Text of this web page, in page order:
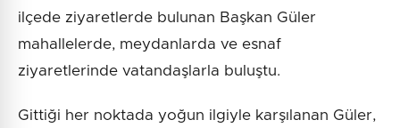
ilçede ziyaretlerde bulunan Başkan Güler
mahallelerde, meydanlarda ve esnaf
ziyaretlerinde vatandaşlarla buluştu.
Gittiği her noktada yoğun ilgiyle karşılanan Güler,